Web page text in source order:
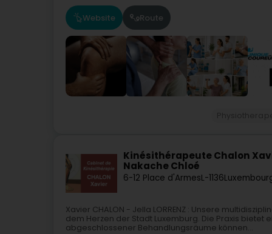
Website Route
Kinésithérapeute Chalon
Nakache Chloé
6-12 Place d'ArmesL-1136
Xavier CHALON - Jella LORRENZ : Unsere
dem Herzen der Stadt Luxemburg. Die Praxis
abgeschlossener Behandlungsräume können...